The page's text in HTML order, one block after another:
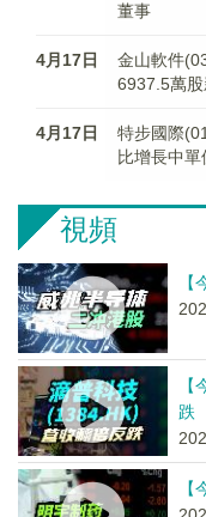
董事
4月17日
金山軟件
6937.5萬
4月17日
特步國際
比增長中單
視頻
跌